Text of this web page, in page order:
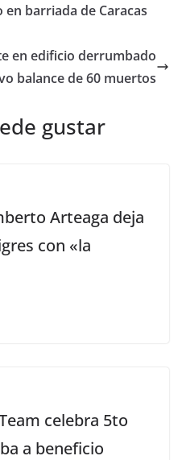
barriada de Caracas
en edificio derrumbado
balance de 60 muertos
gustar
Arteaga deja
con «la
celebra 5to
a beneficio